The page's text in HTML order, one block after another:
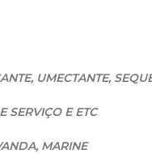
UMECTANTE,
SERVIÇO E ETC
MARINE